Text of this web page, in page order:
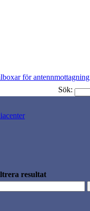
för antennmottagning
Sök:
resultat